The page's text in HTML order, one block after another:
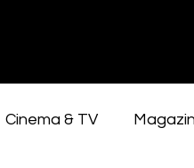
Cinema & TV